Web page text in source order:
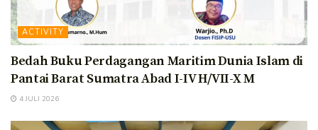
ACTIVITY
Bedah Buku Perdagangan Maritim Dunia Islam di
Pantai Barat Sumatra Abad I-IV H/VII-X M
4 JULI 2026